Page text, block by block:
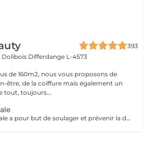
393
Dolibois Differdange L-4573
de 160m2, nous vous proposons de
être, de la coiffure mais également un
tout, toujours...
La pédicure médicale a pour but de soulager et prévenir la douleur, mais également les effets secondaires des pathologies. Cors, durillons, crevasses ou il-de-perdrix sont ainsi traités par une pédicure médicale. Une séance de pédicure médicale en institut se déroule comme suit : Le pied sera désinfecté à l'alcool, puis examiné afin de déterminer quels sont les problèmes à traiter ; Si c'est nécessaire, de gros cotons imbibés d'une solution antiseptique et détergente (H.A.C.) sont passés sur l'épiderme ; Les ongles sont d'office coupés, limés et dégagés sur les côtés; L'ablation de cors ou durillons se fait en douceur, à l'aide d'un bistouri ; Un ponçage des talons adoucit la peau ; Une désinfection de l'ensemble du pied se fait. Le pied est séché puis massé avec une crème naturelle spécifique pour les pieds ;